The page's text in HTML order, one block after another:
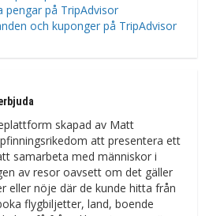
pengar på TripAdvisor
och kuponger på TripAdvisor
skapad av Matt
att presentera ett
samarbeta med människor i
av resor oavsett om det gäller
eller nöje där de kunde hitta från
flygbiljetter, land, boende